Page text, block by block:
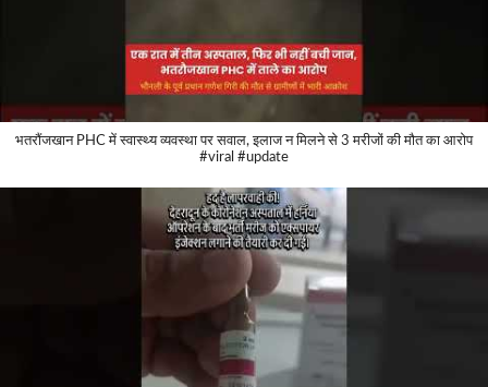
भतरौंजखान PHC में स्वास्थ्य व्यवस्था पर सवाल, इलाज न मिलने से 3 मरीजों की मौत का आरोप
#viral #update